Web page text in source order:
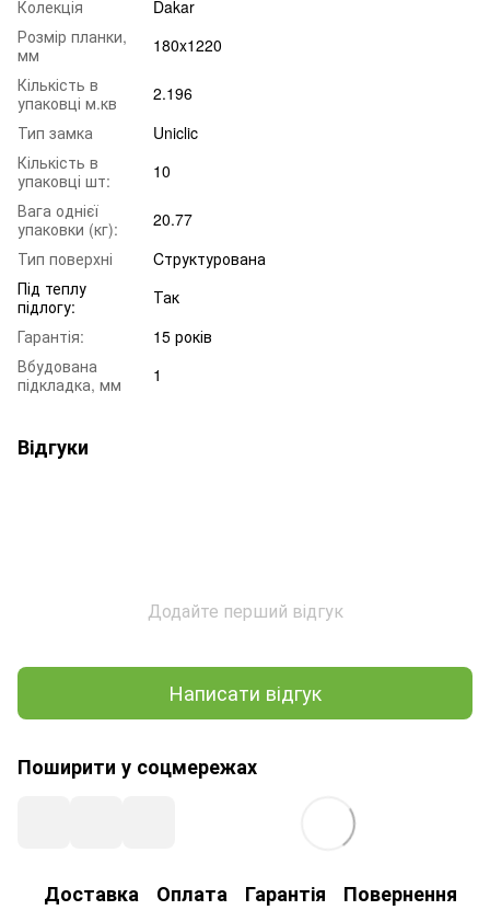
Колекція
Dakar
Розмір планки,
мм
180x1220
Кількість в
упаковці м.кв
2.196
Тип замка
Uniclic
Кількість в
упаковці шт:
10
Вага однієї
упаковки (кг):
20.77
Тип поверхні
Cтруктурована
Під теплу
підлогу:
Так
Гарантія:
15 років
Вбудована
підкладка, мм
1
Відгуки
Додайте перший відгук
Написати відгук
Поширити у соцмережах
Доставка Оплата Гарантія Повернення